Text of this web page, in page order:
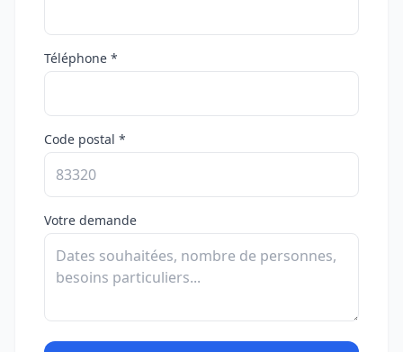
Téléphone *
Code postal *
Votre demande